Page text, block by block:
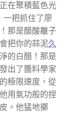
在聚積藍色光
一把抓住了廖
那是醋酸離子
把你的蒜泥久
的白醋！那是
出了醬料學家
極限速度，從
用氣功般的捏
。他猛地擲